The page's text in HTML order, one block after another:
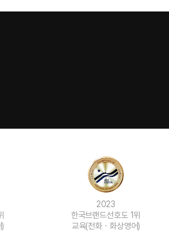
2023
한국브랜드선호도 1위
교육(전화ㆍ화상영어)